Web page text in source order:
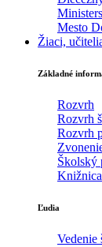
Mesto
Žiaci,
Základné
Rozvrh
Rozvrh
Rozvrh
Školský
Knižnica
Ľudia
Vedenie